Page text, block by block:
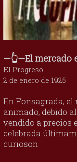
—👆—El mercado
El Progreso
2 de enero de 1925
En Fonsagrada,
animado, debido
vendido a precios
celebrada
curioson